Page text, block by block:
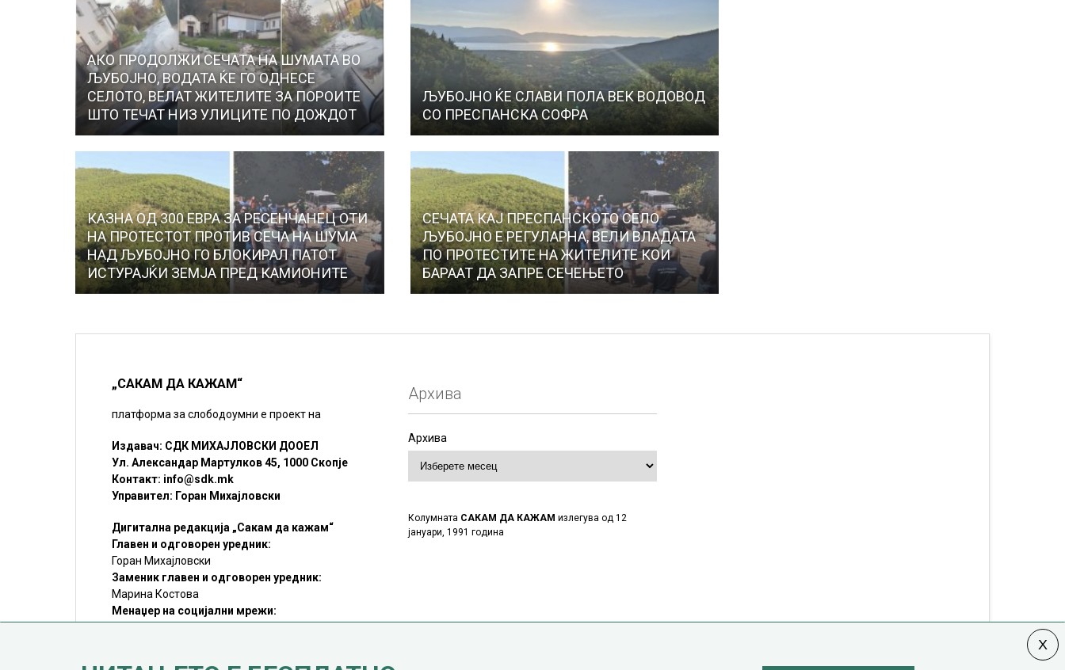
АКО ПРОДОЛЖИ СЕЧАТА НА ШУМАТА ВО
ЉУБОЈНО, ВОДАТА ЌЕ ГО ОДНЕСЕ
СЕЛОТО, ВЕЛАТ ЖИТЕЛИТЕ ЗА ПОРОИТЕ
ШТО ТЕЧАТ НИЗ УЛИЦИТЕ ПО ДОЖДОТ
ЉУБОЈНО ЌЕ СЛАВИ ПОЛА ВЕК ВОДОВОД
СО ПРЕСПАНСКА СОФРА
КАЗНА ОД 300 ЕВРА ЗА РЕСЕНЧАНЕЦ ОТИ
НА ПРОТЕСТОТ ПРОТИВ СЕЧА НА ШУМА
НАД ЉУБОЈНО ГО БЛОКИРАЛ ПАТОТ
ИСТУРАЈЌИ ЗЕМЈА ПРЕД КАМИОНИТЕ
СЕЧАТА КАЈ ПРЕСПАНСКОТО СЕЛО
ЉУБОЈНО Е РЕГУЛАРНА, ВЕЛИ ВЛАДАТА
ПО ПРОТЕСТИТЕ НА ЖИТЕЛИТЕ КОИ
БАРААТ ДА ЗАПРЕ СЕЧЕЊЕТО
„САКАМ ДА КАЖАМ“
платформа за слободоумни е проект на
Издавач: СДК МИХАЈЛОВСКИ ДООЕЛ
Ул. Александар Мартулков 45, 1000 Скопје
Контакт: info@sdk.mk
Управител: Горан Михајловски
Дигитална редакција „Сакам да кажам“
Главен и одговорен уредник:
Горан Михајловски
Заменик главен и одговорен уредник:
Марина Костова
Менаџер на социјални мрежи:
Мирослав Илиоски
Архива
Архива
Колумната САКАМ ДА КАЖАМ излегува од 12
јануари, 1991 година